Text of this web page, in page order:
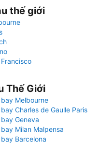
thế giới
Francisco
Thế Giới
bay Melbourne
bay Charles de Gaulle Paris
bay Geneva
bay Milan Malpensa
bay Barcelona